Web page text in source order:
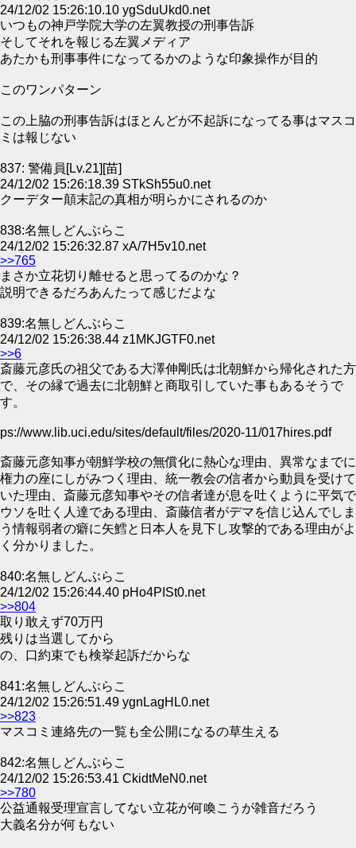
24/12/02 15:26:10.10 ygSduUkd0.net
いつもの神戸学院大学の左翼教授の刑事告訴
そしてそれを報じる左翼メディア
あたかも刑事事件になってるかのような印象操作が目的
このワンパターン
この上脇の刑事告訴はほとんどが不起訴になってる事はマスコ
ミは報じない
837: 警備員[Lv.21][苗]
24/12/02 15:26:18.39 STkSh55u0.net
クーデター顛末記の真相が明らかにされるのか
838:名無しどんぶらこ
24/12/02 15:26:32.87 xA/7H5v10.net
>>765
まさか立花切り離せると思ってるのかな？
説明できるだろあんたって感じだよな
839:名無しどんぶらこ
24/12/02 15:26:38.44 z1MKJGTF0.net
>>6
斎藤元彦氏の祖父である大澤伸剛氏は北朝鮮から帰化された方
で、その縁で過去に北朝鮮と商取引していた事もあるそうで
す。
ps://www.lib.uci.edu/sites/default/files/2020-11/017hires.pdf
斎藤元彦知事が朝鮮学校の無償化に熱心な理由、異常なまでに
権力の座にしがみつく理由、統一教会の信者から動員を受けて
いた理由、斎藤元彦知事やその信者達が息を吐くように平気で
ウソを吐く人達である理由、斎藤信者がデマを信じ込んでしま
う情報弱者の癖に矢鱈と日本人を見下し攻撃的である理由がよ
く分かりました。
840:名無しどんぶらこ
24/12/02 15:26:44.40 pHo4PISt0.net
>>804
取り敢えず70万円
残りは当選してから
の、口約束でも検挙起訴だからな
841:名無しどんぶらこ
24/12/02 15:26:51.49 ygnLagHL0.net
>>823
マスコミ連絡先の一覧も全公開になるの草生える
842:名無しどんぶらこ
24/12/02 15:26:53.41 CkidtMeN0.net
>>780
公益通報受理宣言してない立花が何喚こうが雑音だろう
大義名分が何もない